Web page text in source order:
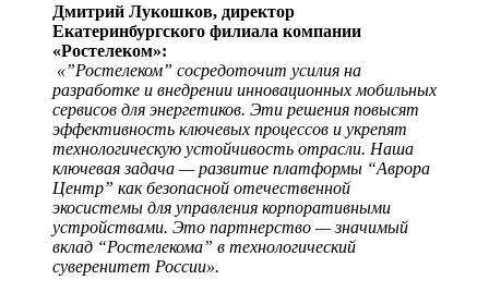
Дмитрий Лукошков, директор
Екатеринбургского филиала компании
«Ростелеком»:
«”Ростелеком” сосредоточит усилия на
разработке и внедрении инновационных мобильных
сервисов для энергетиков. Эти решения повысят
эффективность ключевых процессов и укрепят
технологическую устойчивость отрасли. Наша
ключевая задача — развитие платформы “Аврора
Центр” как безопасной отечественной
экосистемы для управления корпоративными
устройствами. Это партнерство — значимый
вклад “Ростелекома” в технологический
суверенитет России».